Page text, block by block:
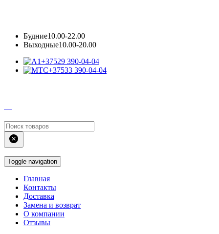
Будние10.00-22.00
Выходные10.00-20.00
+37529 390-04-04
+37533 390-04-04
Toggle navigation
Главная
Контакты
Доставка
Замена и возврат
О компании
Отзывы